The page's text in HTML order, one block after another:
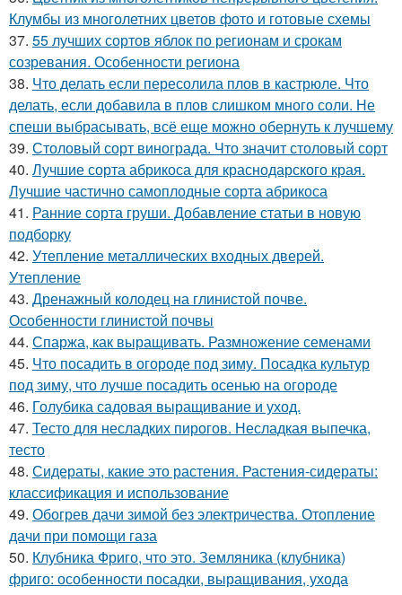
Клумбы из многолетних цветов фото и готовые схемы
37. 55 лучших сортов яблок по регионам и срокам
созревания. Особенности региона
38. Что делать если пересолила плов в кастрюле. Что
делать, если добавила в плов слишком много соли. Не
спеши выбрасывать, всё еще можно обернуть к лучшему
39. Столовый сорт винограда. Что значит столовый сорт
40. Лучшие сорта абрикоса для краснодарского края.
Лучшие частично самоплодные сорта абрикоса
41. Ранние сорта груши. Добавление статьи в новую
подборку
42. Утепление металлических входных дверей.
Утепление
43. Дренажный колодец на глинистой почве.
Особенности глинистой почвы
44. Спаржа, как выращивать. Размножение семенами
45. Что посадить в огороде под зиму. Посадка культур
под зиму, что лучше посадить осенью на огороде
46. Голубика садовая выращивание и уход.
47. Тесто для несладких пирогов. Несладкая выпечка,
тесто
48. Сидераты, какие это растения. Растения-сидераты:
классификация и использование
49. Обогрев дачи зимой без электричества. Отопление
дачи при помощи газа
50. Клубника Фриго, что это. Земляника (клубника)
фриго: особенности посадки, выращивания, ухода